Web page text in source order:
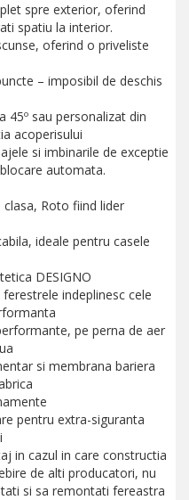
spre exterior, oferind
spatiu la interior.
oferind o priveliste
– imposibil de deschis
45º sau personalizat din
acoperisului
si imbinarile de exceptie
automata.
Roto fiind lider
ideale pentru casele
DESIGNO
indeplinesc cele
pe perna de aer
si membrana bariera
pentru extra-siguranta
in cazul in care constructia
de alti producatori, nu
si sa remontati fereastra